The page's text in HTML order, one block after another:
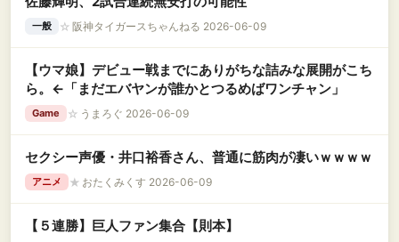
一般 ☆ 阪神タイガースちゃんねる 2026-06-09
【ウマ娘】デビュー戦までにありがちな詰みな展開がこち
ら。←「まだエバヤンが誰かとつるめばワンチャン」
Game ☆ うまろぐ 2026-06-09
セクシー声優・井口裕香さん、普通に筋肉が凄いｗｗｗｗ
アニメ ★ おたくみくす 2026-06-09
【５連勝】巨人ファン集合【則本】